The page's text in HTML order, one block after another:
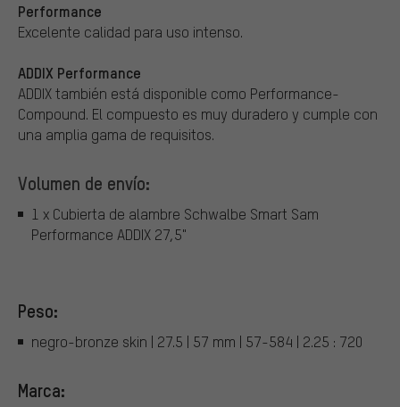
Performance
Excelente calidad para uso intenso.
ADDIX Performance
ADDIX también está disponible como Performance-
Compound. El compuesto es muy duradero y cumple con
una amplia gama de requisitos.
Volumen de envío:
1 x Cubierta de alambre Schwalbe Smart Sam
Performance ADDIX 27,5"
Peso:
negro-bronze skin | 27.5 | 57 mm | 57-584 | 2.25 : 720
Marca: